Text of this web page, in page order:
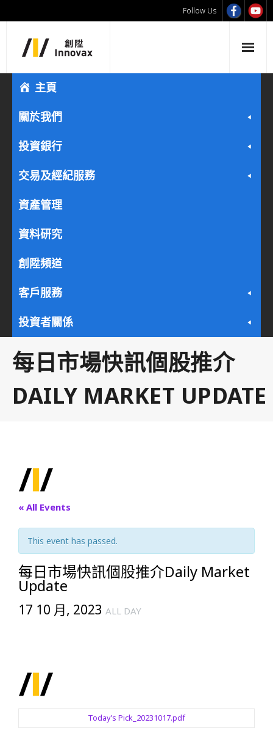
Follow Us
主頁
關於我們
投資銀行
交易及經紀服務
資產管理
資料研究
創陞頻道
客戶服務
投資者關係
每日市場快訊個股推介
DAILY MARKET UPDATE
« All Events
This event has passed.
每日市場快訊個股推介Daily Market
Update
17 10 月, 2023 ALL DAY
Today’s Pick_20231017.pdf